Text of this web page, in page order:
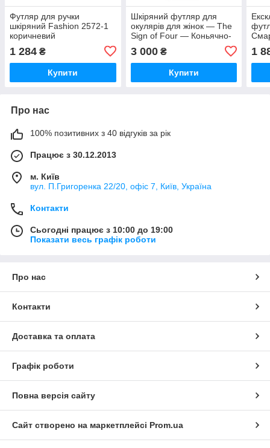
Футляр для ручки
шкіряний Fashion 2572-1
коричневий
1 284 ₴
Купити
Шкіряний футляр для
окулярів для жінок — The
Sign of Four — Коньячно-
коричневий колір — Time
Resistance 5246701W
3 000₴
Купити
1
Про нас
100% позитивних з 40 відгуків за рік
Працює з 30.12.2013
м. Київ
вул. П.Григоренка 22/20, офіс 7, Київ, Україна
Контакти
Сьогодні працює з 10:00 до 19:00
Показати весь графік роботи
Про нас
Контакти
Доставка та оплата
Графік роботи
Повна версія сайту
Сайт створено на маркетплейсі Prom.ua